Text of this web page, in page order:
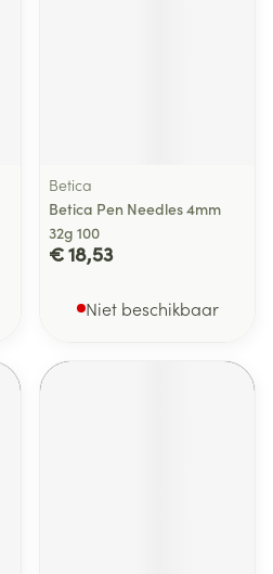
Betica
Betica Pen Needles 4mm
32g 100
€ 18,53
Niet beschikbaar